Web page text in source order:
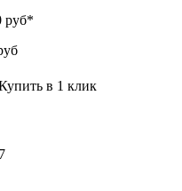
руб*
в 1 клик